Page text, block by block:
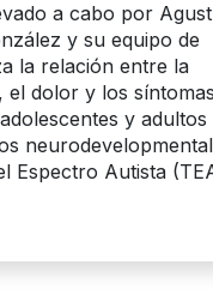
a cabo por
y su equipo de
la relación entre la
el dolor y los
y adultos
Espectro Autista